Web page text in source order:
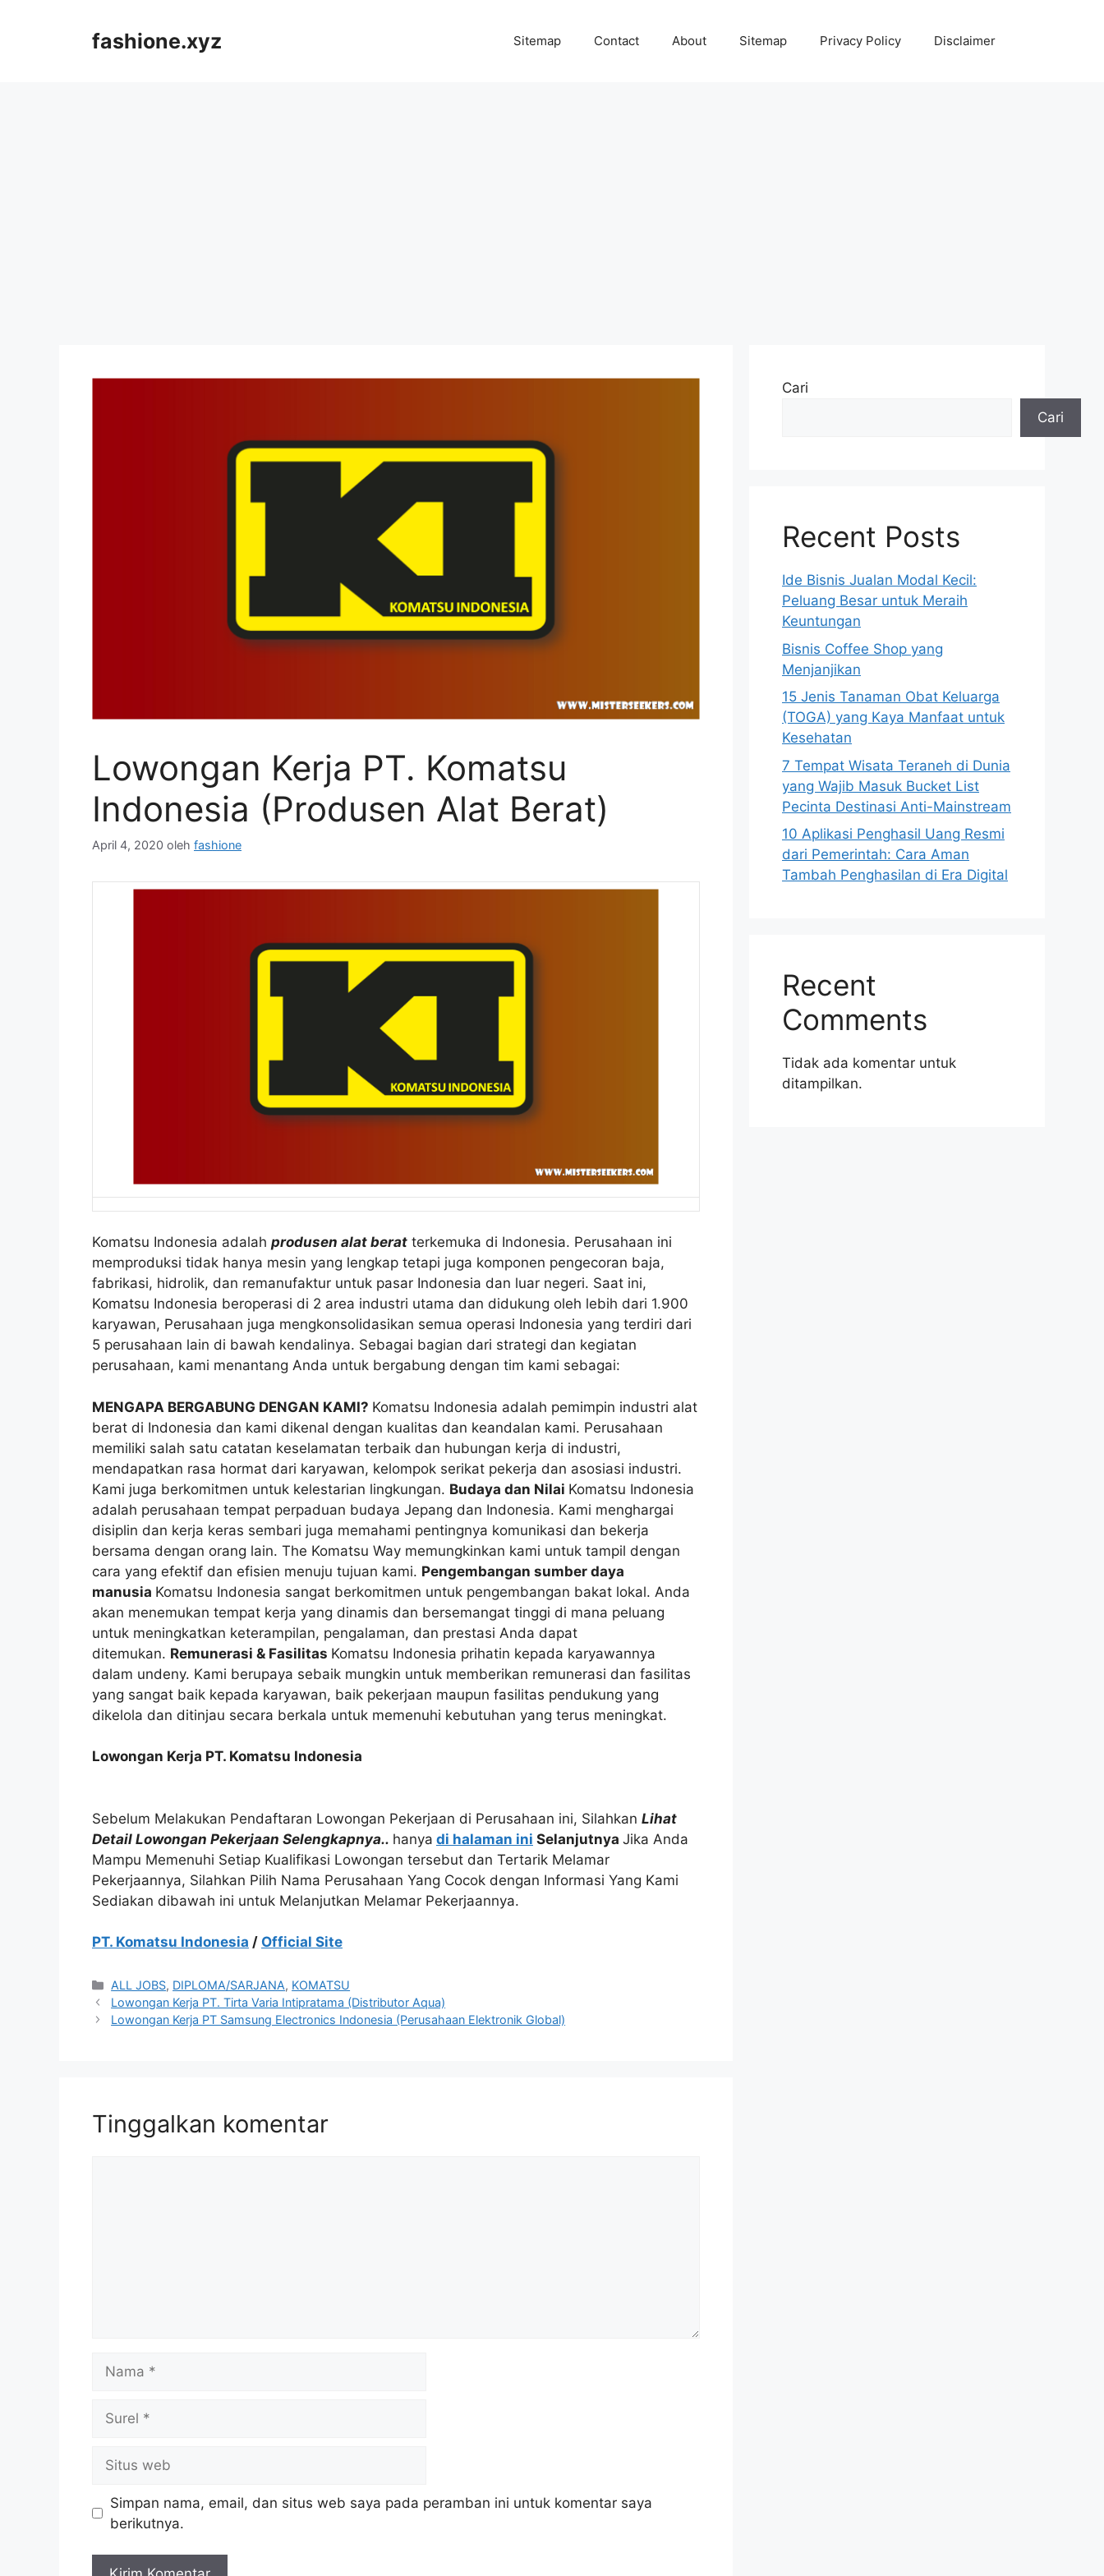
fashione.xyz Sitemap Contact About Sitemap Privacy Policy Disclaimer
Lowongan Kerja PT. Komatsu
Indonesia (Produsen Alat Berat)
April 4, 2020 oleh fashione
Komatsu Indonesia adalah produsen alat berat terkemuka di Indonesia. Perusahaan ini
memproduksi tidak hanya mesin yang lengkap tetapi juga komponen pengecoran baja,
fabrikasi, hidrolik, dan remanufaktur untuk pasar Indonesia dan luar negeri. Saat ini,
Komatsu Indonesia beroperasi di 2 area industri utama dan didukung oleh lebih dari 1.900
karyawan, Perusahaan juga mengkonsolidasikan semua operasi Indonesia yang terdiri dari
5 perusahaan lain di bawah kendalinya. Sebagai bagian dari strategi dan kegiatan
perusahaan, kami menantang Anda untuk bergabung dengan tim kami sebagai:
MENGAPA BERGABUNG DENGAN KAMI? Komatsu Indonesia adalah pemimpin industri alat
berat di Indonesia dan kami dikenal dengan kualitas dan keandalan kami. Perusahaan
memiliki salah satu catatan keselamatan terbaik dan hubungan kerja di industri,
mendapatkan rasa hormat dari karyawan, kelompok serikat pekerja dan asosiasi industri.
Kami juga berkomitmen untuk kelestarian lingkungan. Budaya dan Nilai Komatsu Indonesia
adalah perusahaan tempat perpaduan budaya Jepang dan Indonesia. Kami menghargai
disiplin dan kerja keras sembari juga memahami pentingnya komunikasi dan bekerja
bersama dengan orang lain. The Komatsu Way memungkinkan kami untuk tampil dengan
cara yang efektif dan efisien menuju tujuan kami. Pengembangan sumber daya
manusia Komatsu Indonesia sangat berkomitmen untuk pengembangan bakat lokal. Anda
akan menemukan tempat kerja yang dinamis dan bersemangat tinggi di mana peluang
untuk meningkatkan keterampilan, pengalaman, dan prestasi Anda dapat
ditemukan. Remunerasi & Fasilitas Komatsu Indonesia prihatin kepada karyawannya
dalam undeny. Kami berupaya sebaik mungkin untuk memberikan remunerasi dan fasilitas
yang sangat baik kepada karyawan, baik pekerjaan maupun fasilitas pendukung yang
dikelola dan ditinjau secara berkala untuk memenuhi kebutuhan yang terus meningkat.
Lowongan Kerja PT. Komatsu Indonesia
Sebelum Melakukan Pendaftaran Lowongan Pekerjaan di Perusahaan ini, Silahkan Lihat
Detail Lowongan Pekerjaan Selengkapnya.. hanya di halaman ini Selanjutnya Jika Anda
Mampu Memenuhi Setiap Kualifikasi Lowongan tersebut dan Tertarik Melamar
Pekerjaannya, Silahkan Pilih Nama Perusahaan Yang Cocok dengan Informasi Yang Kami
Sediakan dibawah ini untuk Melanjutkan Melamar Pekerjaannya.
PT. Komatsu Indonesia / Official Site
Kategori
ALL JOBS, DIPLOMA/SARJANA, KOMATSU
Lowongan Kerja PT. Tirta Varia Intipratama (Distributor Aqua)
Lowongan Kerja PT Samsung Electronics Indonesia (Perusahaan Elektronik Global)
Tinggalkan komentar
web
Simpan nama, email, dan situs web saya pada peramban ini untuk komentar saya
berikutnya.
Cari
Cari
Recent Posts
Ide Bisnis Jualan Modal Kecil:
Peluang Besar untuk Meraih
Keuntungan
Bisnis Coffee Shop yang
Menjanjikan
15 Jenis Tanaman Obat Keluarga
(TOGA) yang Kaya Manfaat untuk
Kesehatan
7 Tempat Wisata Teraneh di Dunia
yang Wajib Masuk Bucket List
Pecinta Destinasi Anti-Mainstream
10 Aplikasi Penghasil Uang Resmi
dari Pemerintah: Cara Aman
Tambah Penghasilan di Era Digital
Recent
Comments
Tidak ada komentar untuk
ditampilkan.